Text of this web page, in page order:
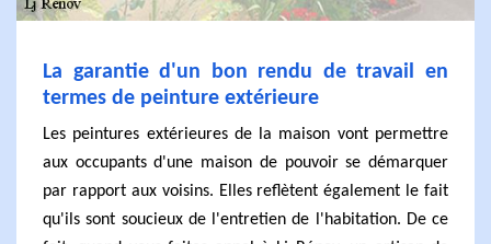
La garantie d'un bon rendu de travail en
termes de peinture extérieure
Les peintures extérieures de la maison vont permettre
aux occupants d'une maison de pouvoir se démarquer
par rapport aux voisins. Elles reflètent également le fait
qu'ils sont soucieux de l'entretien de l'habitation. De ce